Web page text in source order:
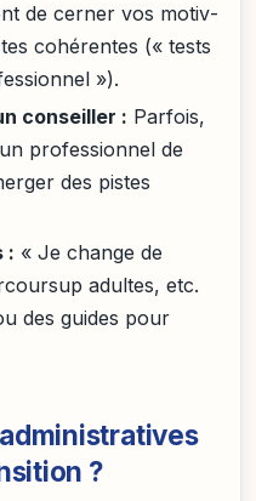
de cerner vos motiv­
cohérentes (« tests
»).
conseiller : Parfois,
professionnel de
des pistes
: « Je change de
adultes, etc.
des guides pour
?